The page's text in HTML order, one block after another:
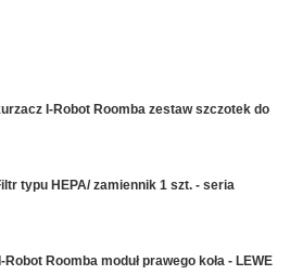
I-Robot Roomba zestaw szczotek do
typu HEPA/ zamiennik 1 szt. - seria
Roomba moduł prawego koła - LEWE